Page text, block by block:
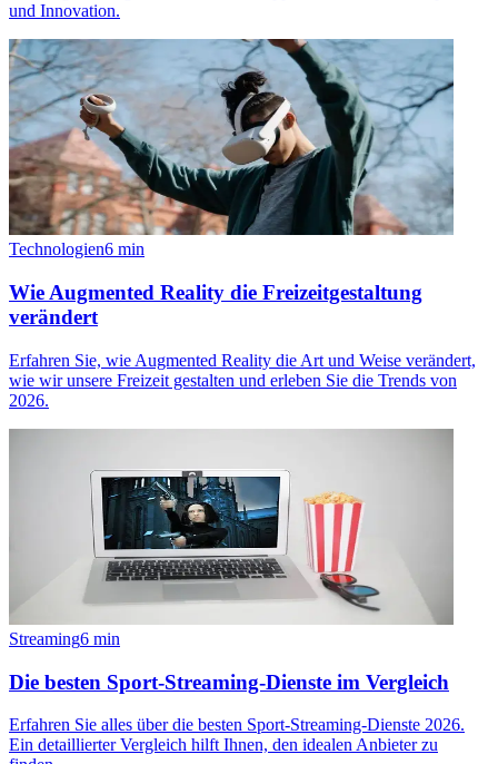
und Innovation.
Technologien6 min
Wie Augmented Reality die Freizeitgestaltung
verändert
Erfahren Sie, wie Augmented Reality die Art und Weise verändert,
wie wir unsere Freizeit gestalten und erleben Sie die Trends von
2026.
Streaming6 min
Die besten Sport-Streaming-Dienste im Vergleich
Erfahren Sie alles über die besten Sport-Streaming-Dienste 2026.
Ein detaillierter Vergleich hilft Ihnen, den idealen Anbieter zu